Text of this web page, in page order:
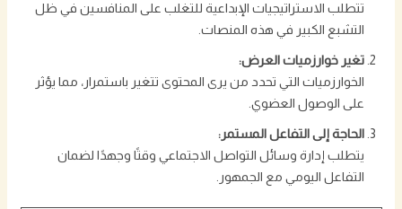
تتطلب الاستراتيجيات الإبداعية للتغلب على المنافسين في ظل
التشبع الكبير في هذه المنصات.
تغير خوارزميات العرض:
الخوارزميات التي تحدد من يرى المحتوى تتغير باستمرار، مما يؤثر
على الوصول العضوي.
الحاجة إلى التفاعل المستمر:
يتطلب إدارة وسائل التواصل الاجتماعي وقتًا وجهدًا لضمان
التفاعل اليومي مع الجمهور.